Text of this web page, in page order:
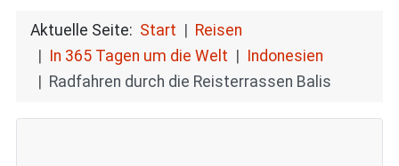
Aktuelle Seite: Start
Reisen
In 365 Tagen um die Welt
Indonesien
Radfahren durch die Reisterrassen Balis